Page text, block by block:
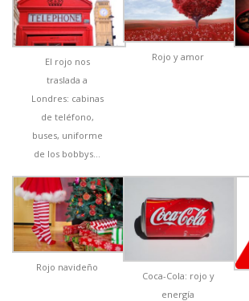
El rojo nos
traslada a
Londres: cabinas
de teléfono,
buses, uniforme
de los bobbys…
Rojo y amor
Rojo navideño
Coca-Cola: rojo y
energía